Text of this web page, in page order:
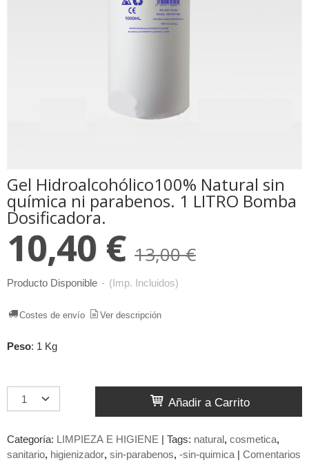
Gel Hidroalcohólico100% Natural sin
química ni parabenos. 1 LITRO Bomba
Dosificadora.
10,40 € 13,00 €
Producto Disponible - (Imp. Incluidos)
Costes de envío Ver descripción
Peso: 1 Kg
Añadir a Carrito
Categoría: LIMPIEZA E HIGIENE | Tags: natural cosmetica
sanitario higienizador sin-parabenos -sin-quimica | Comentarios